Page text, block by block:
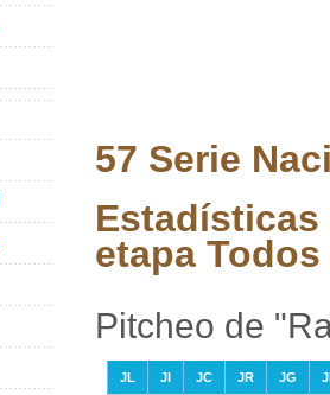
57 Serie
Estadísticas
etapa
Pitcheo de
JL JI JC JR JG